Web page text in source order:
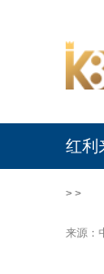
红利
> >
来源：